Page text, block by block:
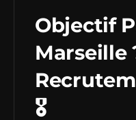
Objectif
Marseille
🎖️